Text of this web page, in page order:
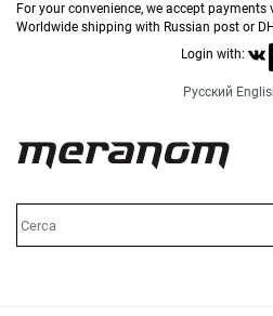
For your convenience, we accept payments
Worldwide shipping with Russian post or
Login with:
Русский